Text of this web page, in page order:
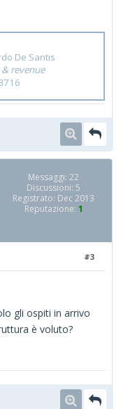
De Santis
revenue
Messaggi: 22
Discussioni: 5
Registrato: Dec 2013
Reputazione: 1
#3
gli ospiti in arrivo
è voluto?